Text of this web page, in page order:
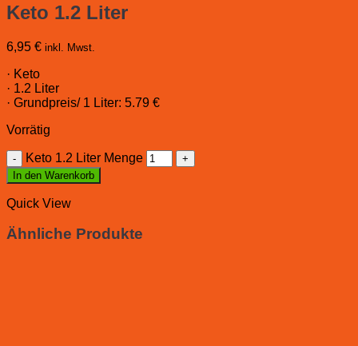
Keto 1.2 Liter
6,95 € inkl. Mwst.
· Keto
· 1.2 Liter
· Grundpreis/ 1 Liter: 5.79 €
Vorrätig
Keto 1.2 Liter Menge
In den Warenkorb
Quick View
Ähnliche Produkte